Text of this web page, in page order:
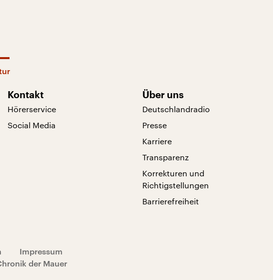
Kontakt
Hörerservice
Social Media
Über uns
Deutschlandradio
Presse
Karriere
Transparenz
Korrekturen und
Richtigstellungen
Barrierefreiheit
Impressum
der Mauer